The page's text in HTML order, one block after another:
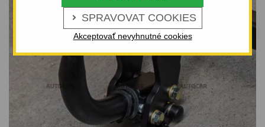
 SPRAVOVAT COOKIES
Akceptovať nevyhnutné cookies